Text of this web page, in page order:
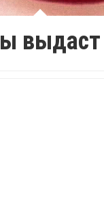
выдаст